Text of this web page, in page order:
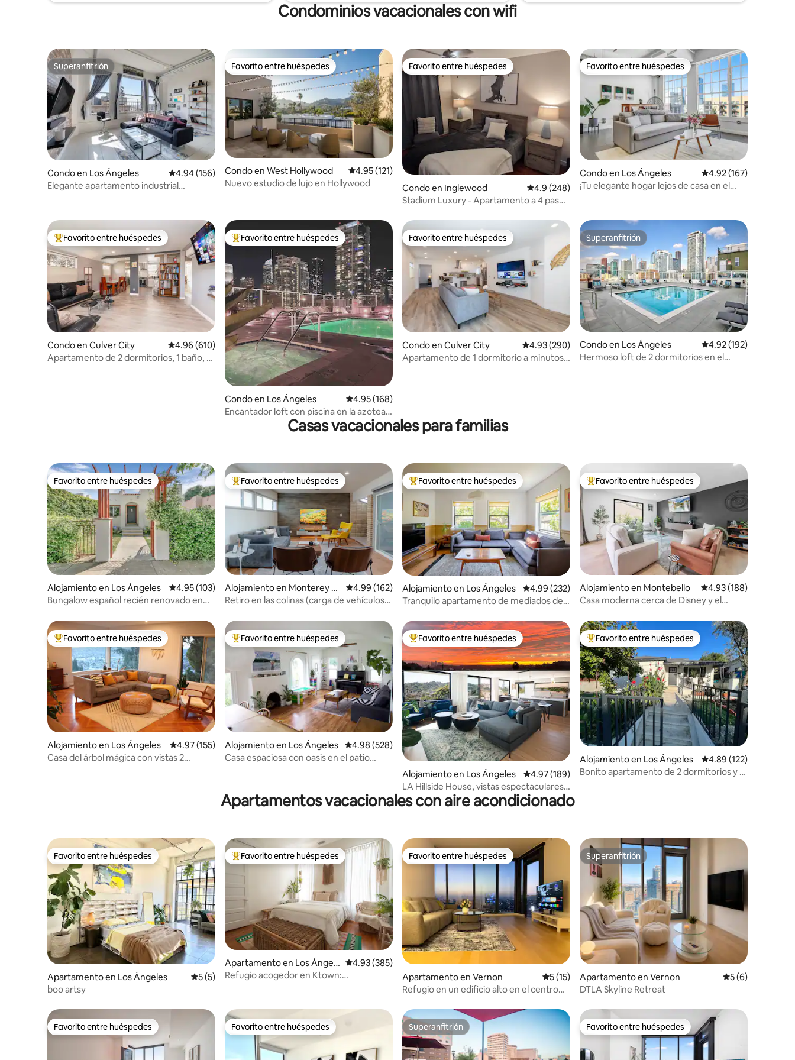
Condominios vacacionales con wifi
Superanfitrión
Superanfitrión
Condo en Los Ángeles Calificación promedio: 4.94 de 5, 156 reseñas
4.94 (156)
Elegante apartamento industrial
Favorito entre huéspedes
Favorito entre huéspedes
Condo en West Hollywood Calificación promedio: 4.95 de 5, 121 reseñas
4.95 (121)
Nuevo estudio de lujo en Hollywood
Favorito entre huéspedes
Favorito entre huéspedes
Condo en Inglewood Calificación promedio: 4.9 de 5, 248 reseñas
4.9 (248)
Stadium Luxury - Apartamento a 4 pasos
Favorito entre huéspedes
Favorito entre huéspedes
Condo en Los Ángeles Calificación promedio:
4.92 (167)
¡Tu elegante hogar lejos de casa en el
Favorito entre huéspedes preferido
Favorito entre huéspedes
Condo en Culver City Calificación promedio: 4.96 de 5, 610 reseñas
4.96 (610)
Apartamento de 2 dormitorios, 1 baño, a
Favorito entre huéspedes preferido
Favorito entre huéspedes
Condo en Los Ángeles Calificación promedio: 4.95 de 5, 168 reseñas
4.95 (168)
Encantador loft con piscina en la azotea,
spa y aparcamiento GRATUITO
Favorito entre huéspedes
Favorito entre huéspedes
Condo en Culver City Calificación promedio: 4.93 de 5, 290 reseñas
4.93 (290)
Apartamento de 1 dormitorio a minutos
Superanfitrión
Superanfitrión
Condo en Los Ángeles Calificación promedio:
4.92 (192)
Hermoso loft de 2 dormitorios en el
Casas vacacionales para familias
Favorito entre huéspedes
Favorito entre huéspedes
Alojamiento en Los Ángeles Calificación promedio: 4.95 de 5, 103 reseñas
4.95 (103)
Bungalow español recién renovado en
Favorito entre huéspedes preferido
Favorito entre huéspedes
Alojamiento en Monterey Pa
rk
Calificación promedio: 4.99 de 5, 162 reseñas
4.99 (162)
Retiro en las colinas (carga de vehículos
Favorito entre huéspedes preferido
Favorito entre huéspedes
Alojamiento en Los Ángeles Calificación promedio: 4.99 de 5, 232 reseñas
4.99 (232)
Tranquilo apartamento de mediados de
Favorito entre huéspedes preferido
Favorito entre huéspedes
Alojamiento en Montebello Calificación promedio:
4.93 (188)
Casa moderna cerca de Disney y el
Favorito entre huéspedes preferido
Favorito entre huéspedes
Alojamiento en Los Ángeles Calificación promedio: 4.97 de 5, 155 reseñas
4.97 (155)
Casa del árbol mágica con vistas 2
Favorito entre huéspedes preferido
Favorito entre huéspedes
Alojamiento en Los Ángeles Calificación promedio: 4.98 de 5, 528 reseñas
4.98 (528)
Casa espaciosa con oasis en el patio
Favorito entre huéspedes preferido
Favorito entre huéspedes
Alojamiento en Los Ángeles Calificación promedio: 4.97 de 5, 189 reseñas
4.97 (189)
LA Hillside House, vistas espectaculares,
superlimpio. 2 dormitorios
Favorito entre huéspedes preferido
Favorito entre huéspedes
Alojamiento en Los Ángeles Calificación promedio:
4.89 (122)
Bonito apartamento de 2 dormitorios y 1
Apartamentos vacacionales con aire acondicionado
Favorito entre huéspedes
Favorito entre huéspedes
Apartamento en Los Ángeles Calificación promedio: 5 de 5, 5 reseñas
5 (5)
boo artsy
Favorito entre huéspedes preferido
Favorito entre huéspedes
Apartamento en Los Ángele
s
Calificación promedio: 4.93 de 5, 385 reseñas
4.93 (385)
Refugio acogedor en Ktown:
Favorito entre huéspedes
Favorito entre huéspedes
Apartamento en Vernon Calificación promedio: 5 de 5, 15 reseñas
5 (15)
Refugio en un edificio alto en el centro
Superanfitrión
Superanfitrión
Apartamento en Vernon Calificación
5 (6)
DTLA Skyline Retreat
Favorito entre huéspedes
Favorito entre huéspedes Favorito entre huéspedes
Favorito entre huéspedes Superanfitrión
Superanfitrión Favorito entre huéspedes
Favorito entre huéspedes